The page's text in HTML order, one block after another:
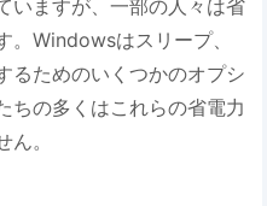
いますが、一部の人々は省
。Windowsはスリープ、
るためのいくつかのオプシ
ちの多くはこれらの省電力
。